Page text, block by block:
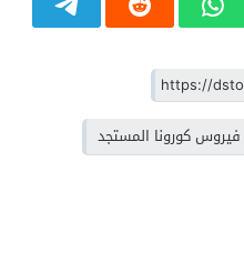
فيروس كورونا المستجد